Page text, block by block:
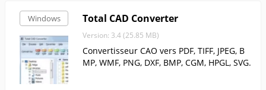
Windows Total CAD Converter
Version: 3.4 (25.85 MB)
Convertisseur CAO vers PDF, TIFF, JPEG, B
MP, WMF, PNG, DXF, BMP, CGM, HPGL, SVG.